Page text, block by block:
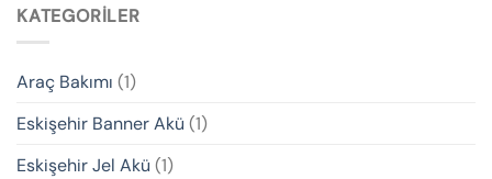
KATEGORILER
Araç Bakımı (1)
Eskişehir Banner Akü (1)
Eskişehir Jel Akü (1)